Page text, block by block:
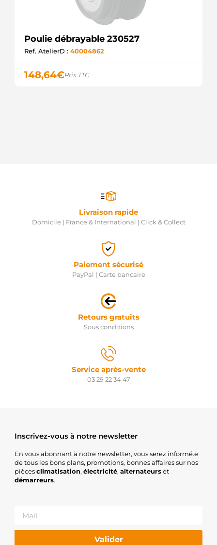
Poulie débrayable 230527
Ref. AtelierD : 40004862
148,64€Prix TTC
Livraison rapide
Domicile | France & International | Click & Collect
Paiement sécurisé
PayPal | Carte bancaire
Retours gratuits
Sous conditions
Service après-vente
03 29 22 34 47
Inscrivez-vous à notre newsletter
En vous abonnant à notre newsletter, vous serez informé.e
de tous les bons plans, promotions, bonnes affaires sur nos
piècesclimatisation, électricité, alternateurset
démarreurs.
Valider